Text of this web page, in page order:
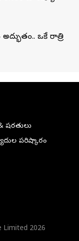
ఒకే రాత్రి
షరతులు
పరిష్కారం
Limited 2026